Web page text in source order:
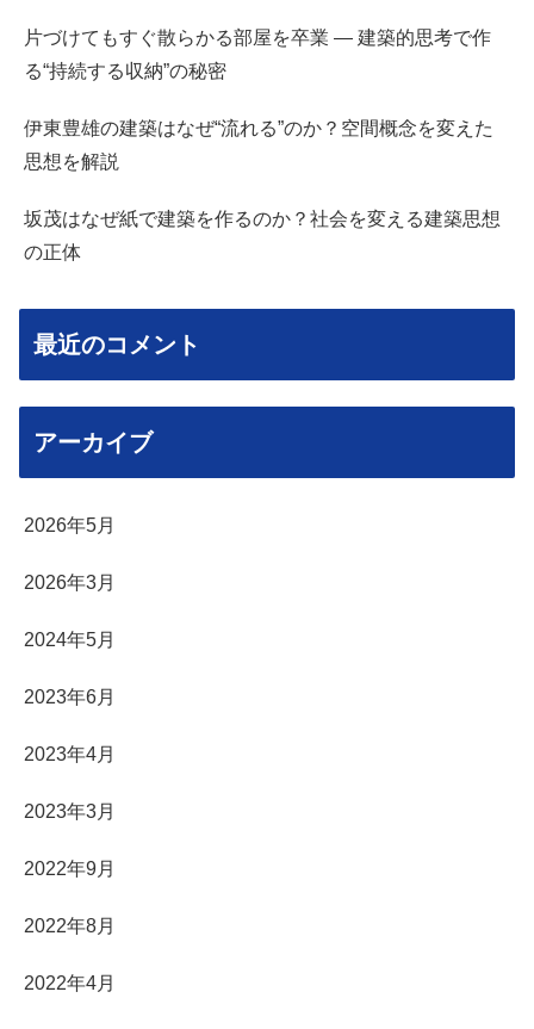
片づけてもすぐ散らかる部屋を卒業 — 建築的思考で作
る“持続する収納”の秘密
伊東豊雄の建築はなぜ“流れる”のか？空間概念を変えた
思想を解説
坂茂はなぜ紙で建築を作るのか？社会を変える建築思想
の正体
最近のコメント
アーカイブ
2026年5月
2026年3月
2024年5月
2023年6月
2023年4月
2023年3月
2022年9月
2022年8月
2022年4月